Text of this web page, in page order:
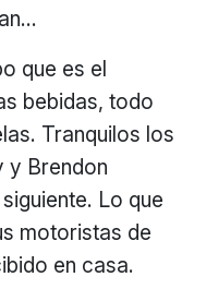
que es el
bebidas, todo
Tranquilos los
y Brendon
Lo que
motoristas de
en casa.